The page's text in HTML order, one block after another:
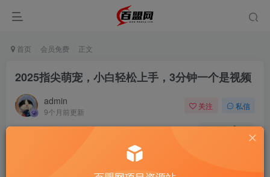
首页 会员免费 正文
2025指尖萌宠，小白轻松上手，3分钟一个是视频
admin
9个月前更新
关注 私信
601 13
2025指尖萌宠，小白轻松上手，3分钟一个是视频